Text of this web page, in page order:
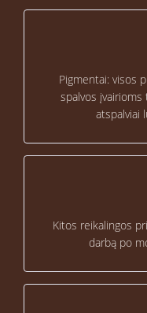
Pigmentai: visos
spalvos
atspalviai
Kitos reikalingos
darbą po